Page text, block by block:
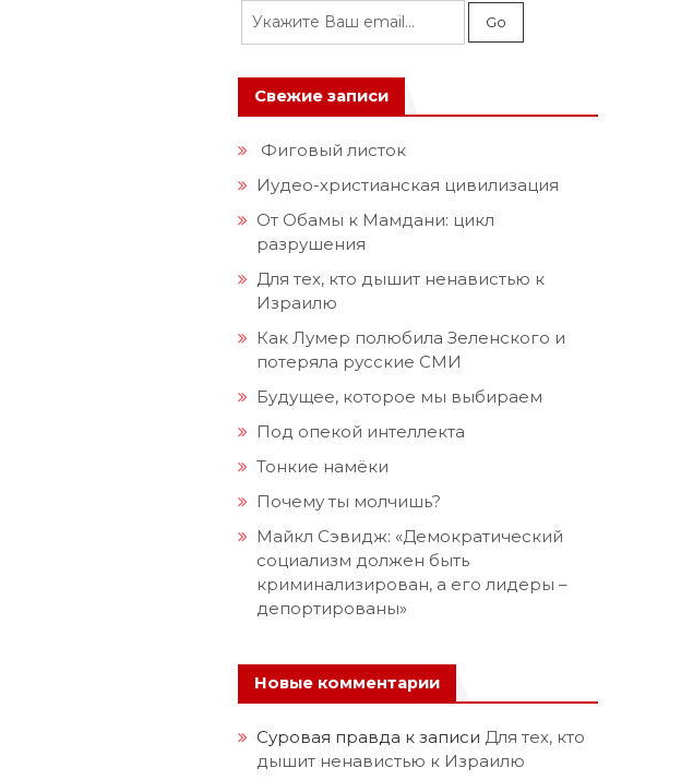
Свежие записи
Фиговый листок
Иудео-христианская цивилизация
От Обамы к Мамдани: цикл
разрушения
Для тех, кто дышит ненавистью к
Израилю
Как Лумер полюбила Зеленского и
потеряла русские СМИ
Будущее, которое мы выбираем
Под опекой интеллекта
Тонкие намёки
Почему ты молчишь?
Майкл Сэвидж: «Демократический
социализм должен быть
криминализирован, а его лидеры –
депортированы»
Новые комментарии
Суровая правда к записи Для тех, кто
дышит ненавистью к Израилю